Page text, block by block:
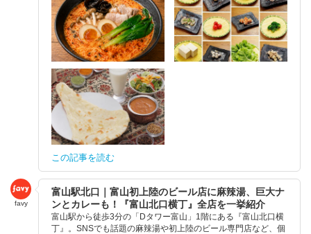
この記事を読む
favy
富山駅北口｜富山初上陸のビール店に麻辣湯、巨大ナ
ンとカレーも！『富山北口横丁』全店を一挙紹介
富山駅から徒歩3分の「Dタワー富山」1階にある『富山北口横
丁』。SNSでも話題の麻辣湯や初上陸のビール専門店など、個